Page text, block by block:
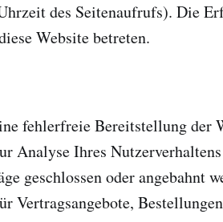
des Seitenaufrufs). Die
Website betreten.
fehlerfreie Bereitstellung der
Analyse Ihres
geschlossen oder angebahnt
Vertragsangebote,